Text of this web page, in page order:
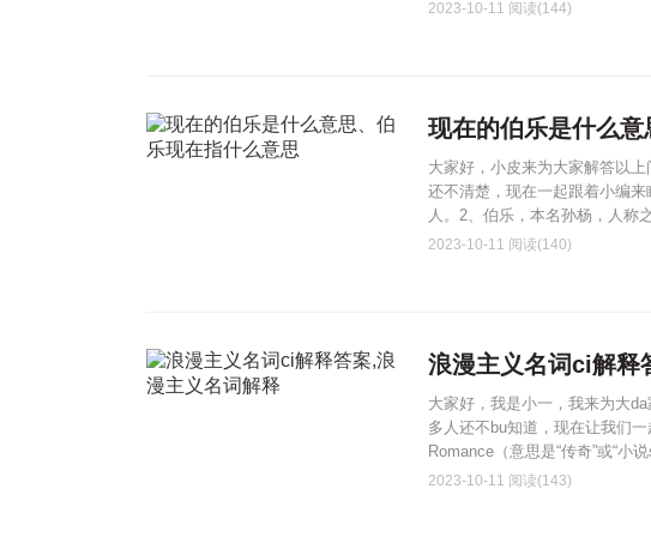
2023-10-11 阅读(144)
现在的伯乐是什么
大家好，小皮来为大家解答以
还不清楚，现在一起跟着小编
人。2、伯乐，本名孙杨，人称
2023-10-11 阅读(140)
浪漫主义名词ci解释
大家好，我是小一，我来为大
多人还不bu知道，现在让我们
Romance（意思是“传奇”或“小
2023-10-11 阅读(143)